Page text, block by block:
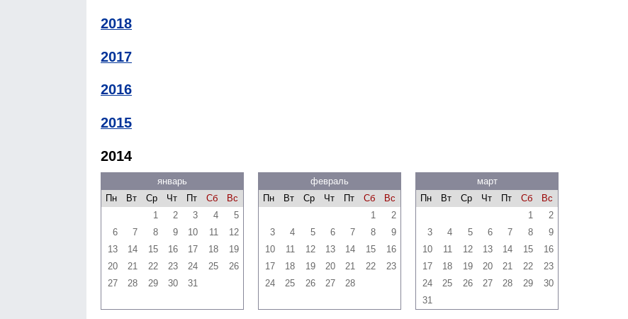
2018
2017
2016
2015
2014
январь
Пн
Вт Ср Чт Пт Сб
Вс
1
2 3 4
5
6
7 8 9 10 11
12
13
14 15 16 17 18
19
20
21 22 23 24 25
26
27
28 29 30 31
февраль
Пн
Вт Ср Чт Пт Сб
Вс
1
2
3
4 5 6 7 8
9
10
11 12 13 14 15
16
17
18 19 20 21 22
23
24
25 26 27 28
март
Пн
Вт Ср Чт Пт Сб
Вс
1
2
3
4 5 6 7 8
9
10
11 12 13 14 15
16
17
18 19 20 21 22
23
24
25 26 27 28 29
30
31